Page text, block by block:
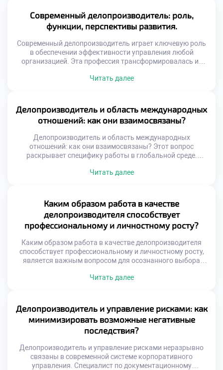
уважаемой в обществе. Сегодня спрос на
квалифицированных специалистов только возрастает.
Родители ищут лучших воспитателей для […]
Современный делопроизводитель: роль,
функции, перспективы развития.
Современный делопроизводитель играет ключевую роль
в обеспечении эффективности управления любой
организацией. Эта профессия трансформировалась из
бизнеса. Специалист сегодня управляет
компетенций зависит скорость принятия решений и
качество корпоративных коммуникаций. Функционал
документаведа вышел далеко за рамки простой
регистрации бумаг и архивирования. Цифровизация […]
Читать далее
Делопроизводитель и область международных
отношений: как они взаимосвязаны?
Делопроизводитель и область международных
отношений: как они взаимосвязаны? Этот вопрос
раскрывает специфику работы в глобальной среде.
деятельности имеет уникальные стандарты. Специалист
гарантирует успех трансграничных сделок. Понимание
этой связи необходимо для эффективной международной
коммуникации. Международный документооборот
регулируется сложной системой норм. Национальные
Читать далее
Каким образом работа в качестве
делопроизводителя способствует
профессиональному и личностному росту?
Каким образом работа в качестве делопроизводителя
способствует профессиональному и личностному росту,
является важным вопросом для осознанного выбора
ежедневную практику упорядочивания хаоса. Специалист
мышление и внимательность к деталям. Ответственность
за документы формирует зрелость и дисциплину.
Личностные качества совершенствуются […]
Читать далее
Делопроизводитель и управление рисками: как
минимизировать возможные негативные
последствия?
Делопроизводитель и управление рисками неразрывно
связаны в современной системе корпоративного
управления. Специалист по документационному